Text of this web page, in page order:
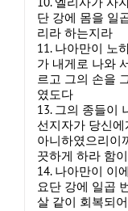
단 강에 몸을 일
리라 하는지라
11. 나아만이 노
가 내게로 나와
르고 그의 손을
였도다
13. 그의 종들이
선지자가 당신
아니하였으리이
끗하게 하라 함
14. 나아만이 이
요단 강에 일곱
살 같이 회복되